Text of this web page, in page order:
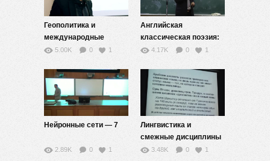
Геополитика и
международные
отношения — 1
5.00K 0 1
Английская
классическая поэзия:
эпохи, авторы, тексты
4.17K 0 1
Нейронные сети — 7
2.89K 0 1
Лингвистика и
смежные дисциплины
— 83.48K 0 1